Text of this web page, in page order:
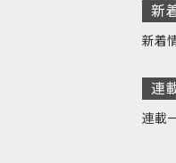
新
新着
連
連載